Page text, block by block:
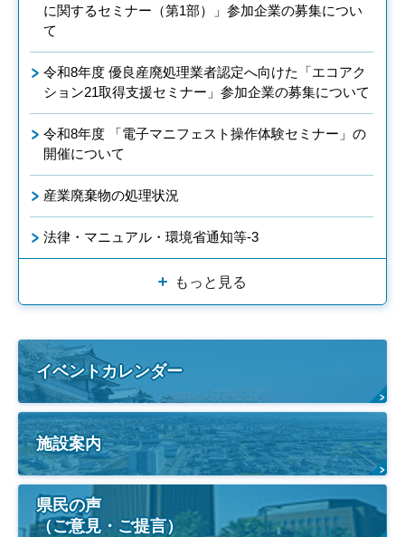
に関するセミナー（第1部）」参加企業の募集につい
て
令和8年度 優良産廃処理業者認定へ向けた「エコアク
ション21取得支援セミナー」参加企業の募集について
令和8年度 「電子マニフェスト操作体験セミナー」の
開催について
産業廃棄物の処理状況
法律・マニュアル・環境省通知等-3
もっと見る
イベントカレンダー
施設案内
県民の声
（ご意見・ご提言）